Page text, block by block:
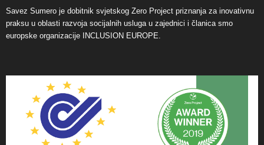
Savez Sumero je dobitnik svjetskog Zero Project priznanja za inovativnu
praksu u oblasti razvoja socijalnih usluga u zajednici i članica smo
europske organizacije INCLUSION EUROPE.